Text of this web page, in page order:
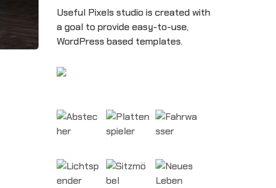
Useful Pixels studio is created with
a goal to provide easy-to-use,
WordPress based templates.